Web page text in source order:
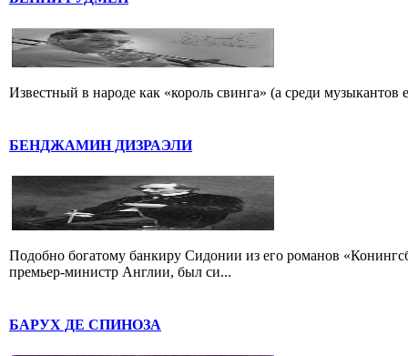
Известный в народе как «король свинга» (а среди
БЕНДЖАМИН ДИЗРАЭЛИ
Подобно богатому банкиру Сидонии из его романов
премьер-министр Англии, был си...
БАРУХ ДЕ СПИНОЗА